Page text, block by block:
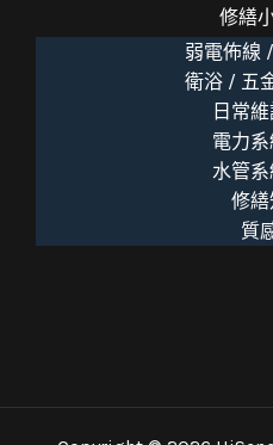
修繕
弱電佈線
衛浴 / 五
日常
電力
水管
修
質